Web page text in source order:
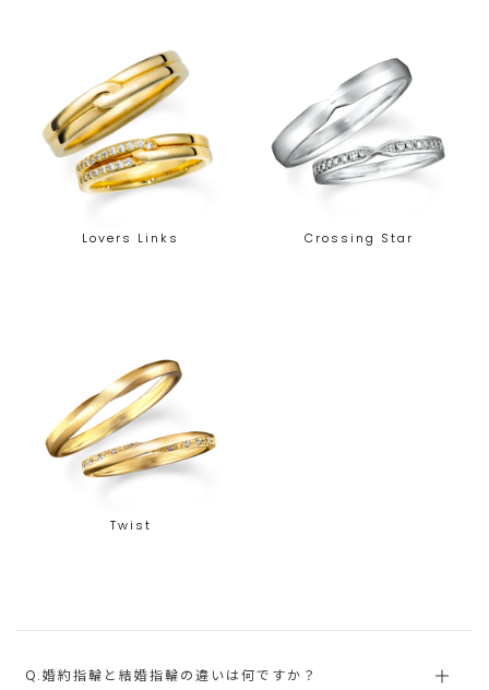
Lovers Links Crossing Star
Twist
Q.婚約指輪と結婚指輪の違いは何ですか？